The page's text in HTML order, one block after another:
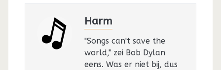
Harm
"Songs can't save the
world," zei Bob Dylan
eens. Was er niet bij, dus